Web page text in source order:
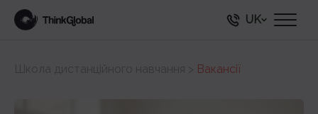
UK
Вакансії